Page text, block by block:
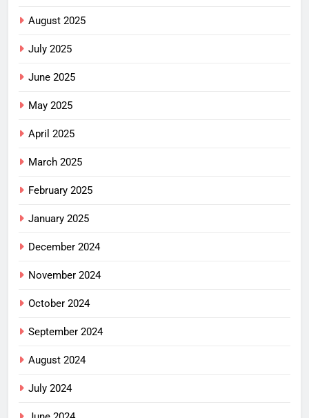
August 2025
July 2025
June 2025
May 2025
April 2025
March 2025
February 2025
January 2025
December 2024
November 2024
October 2024
September 2024
August 2024
July 2024